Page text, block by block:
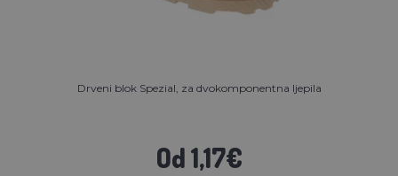
Drveni blok Spezial, za dvokomponentna ljepila
Od 1,17€